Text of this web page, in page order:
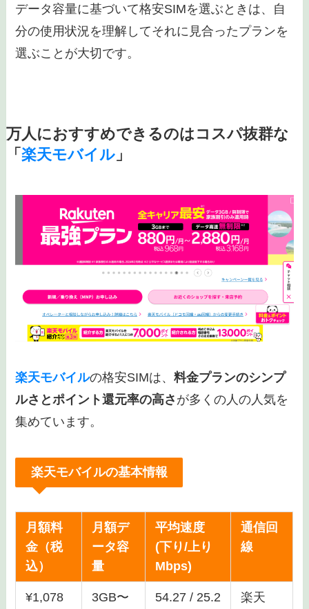
データ容量に基づいて格安SIMを選ぶときは、自
分の使用状況を理解してそれに見合ったプランを
選ぶことが大切です。
万人におすすめできるのはコスパ抜群な
「 楽天モバイル」
楽天モバイルの格安SIMは、料金プランのシンプ
ルさとポイント還元率の高さ が多くの人の人気を
集めています。
楽天モバイルの基本情報
月額料
金（税
込）
月額デ
ータ容
量
平均速度
(下り/上り
Mbps)
通信回
線
¥1,078
3GB〜
54.27 / 25.2
楽天